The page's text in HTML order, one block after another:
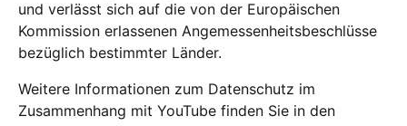
und verlässt sich auf die von der Europäischen
Kommission erlassenen Angemessenheitsbeschlüsse
bezüglich bestimmter Länder.
Weitere Informationen zum Datenschutz im
Zusammenhang mit YouTube finden Sie in den